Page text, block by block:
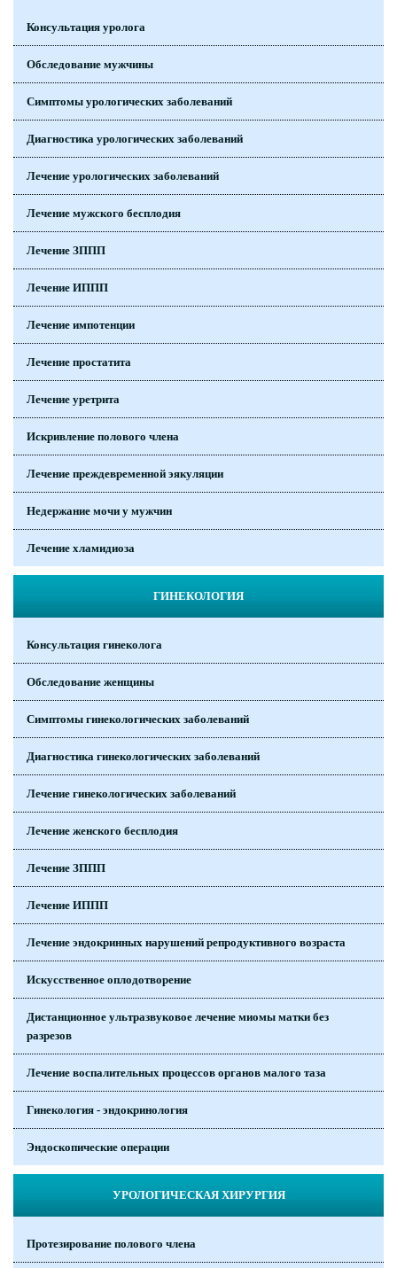
Консультация уролога
Обследование мужчины
Симптомы урологических заболеваний
Диагностика урологических заболеваний
Лечение урологических заболеваний
Лечение мужского бесплодия
Лечение ЗППП
Лечение ИППП
Лечение импотенции
Лечение простатита
Лечение уретрита
Искривление полового члена
Лечение преждевременной эякуляции
Недержание мочи у мужчин
Лечение хламидиоза
ГИНЕКОЛОГИЯ
Консультация гинеколога
Обследование женщины
Симптомы гинекологических заболеваний
Диагностика гинекологических заболеваний
Лечение гинекологических заболеваний
Лечение женского бесплодия
Лечение ЗППП
Лечение ИППП
Лечение эндокринных нарушений репродуктивного возраста
Искусственное оплодотворение
Дистанционное ультразвуковое лечение миомы матки без
разрезов
Лечение воспалительных процессов органов малого таза
Гинекология - эндокринология
Эндоскопические операции
УРОЛОГИЧЕСКАЯ ХИРУРГИЯ
Протезирование полового члена